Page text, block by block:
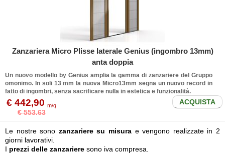
Zanzariera Micro Plisse laterale Genius (ingombro 13mm)
anta doppia
Un nuovo modello by Genius amplia la gamma di zanzariere del Gruppo
omonimo. In soli 13 mm la nuova Micro13mm segna un nuovo record in
fatto di ingombri, senza sacrificare nulla in estetica e funzionalità.
€ 442,90 m/q
€ 553.63
ACQUISTA
Le nostre sono zanzariere su misura e vengono realizzate in 2
giorni lavorativi.
I prezzi delle zanzariere sono iva compresa.